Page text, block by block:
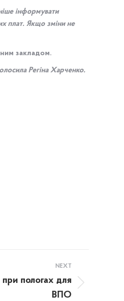
інформувати
плат. Якщо зміни не
закладом.
Регіна Харченко.
NEXT
пологах для
ВПО